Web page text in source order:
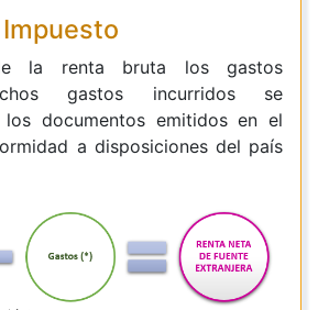
la renta bruta los gastos
gastos incurridos se
documentos emitidos en el
a disposiciones del país